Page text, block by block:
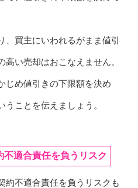
、買主にいわれるがまま値引
高い売却はおこなえません。
じめ値引きの下限額を決め
うことを伝えましょう。
適合責任を負うリスク
約不適合責任を負うリスクも